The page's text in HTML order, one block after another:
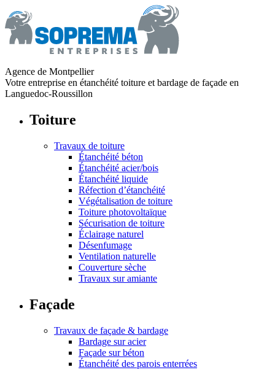
Agence de Montpellier
Votre entreprise en étanchéité toiture et bardage de façade en
Languedoc-Roussillon
Toiture
Travaux de toiture
Étanchéité béton
Étanchéité acier/bois
Étanchéité liquide
Réfection d’étanchéité
Végétalisation de toiture
Toiture photovoltaïque
Sécurisation de toiture
Éclairage naturel
Désenfumage
Ventilation naturelle
Couverture sèche
Travaux sur amiante
Façade
Travaux de façade & bardage
Bardage sur acier
Façade sur béton
Étanchéité des parois enterrées